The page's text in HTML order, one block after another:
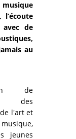
l’écoute
avec de
au
de
des
l'art et
jeunes